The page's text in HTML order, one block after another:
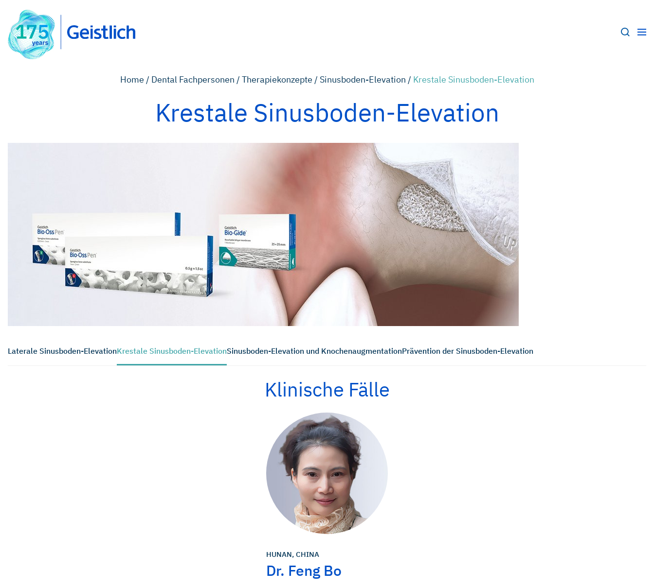
Home / Dental Fachpersonen / Therapiekonzepte / Sinusboden-Elevation / Krestale Sinusboden-Elevation
Krestale Sinusboden-Elevation
Laterale Sinusboden-ElevationKrestale Sinusboden-ElevationSinusboden-Elevation und KnochenaugmentationPrävention der Sinusboden-Elevation
Klinische Fälle
HUNAN, CHINA
Dr. Feng Bo